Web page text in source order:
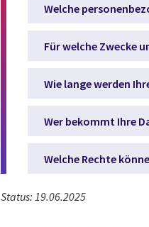
Welche
Für welche Zwecke
Wie lange werden
Wer bekommt Ihre
Welche Rechte
Status: 19.06.2025